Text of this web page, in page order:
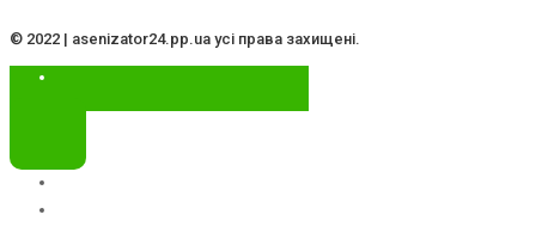
© 2022 | asenizator24.pp.ua усі права захищені.